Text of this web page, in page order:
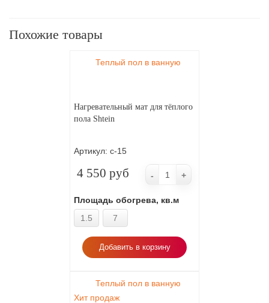
Похожие товары
Теплый пол в ванную
Нагревательный мат для тёплого
пола Shtein
Артикул: с-15
4 550 руб
Площадь обогрева, кв.м
1.5
7
- +
Добавить в корзину
Теплый пол в ванную
Хит продаж